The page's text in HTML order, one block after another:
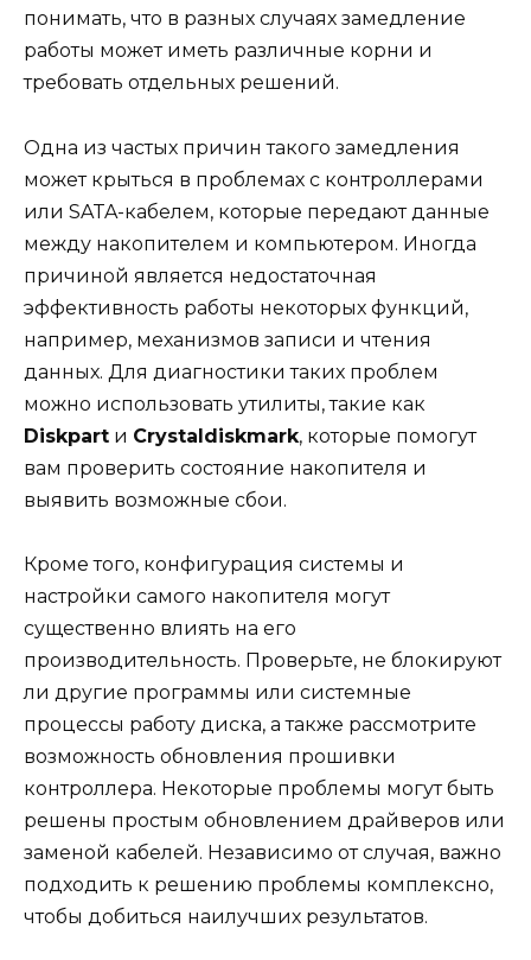
понимать, что в разных случаях замедление
работы может иметь различные корни и
требовать отдельных решений.
Одна из частых причин такого замедления
может крыться в проблемах с контроллерами
или SATA-кабелем, которые передают данные
между накопителем и компьютером. Иногда
причиной является недостаточная
эффективность работы некоторых функций,
например, механизмов записи и чтения
данных. Для диагностики таких проблем
можно использовать утилиты, такие как
Diskpart и Crystaldiskmark, которые помогут
вам проверить состояние накопителя и
выявить возможные сбои.
Кроме того, конфигурация системы и
настройки самого накопителя могут
существенно влиять на его
производительность. Проверьте, не блокируют
ли другие программы или системные
процессы работу диска, а также рассмотрите
возможность обновления прошивки
контроллера. Некоторые проблемы могут быть
решены простым обновлением драйверов или
заменой кабелей. Независимо от случая, важно
подходить к решению проблемы комплексно,
чтобы добиться наилучших результатов.